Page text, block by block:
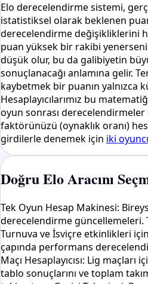
Elo derecelendirme sistemi,
istatistiksel olarak beklenen
derecelendirme değişikliklerini
puan yüksek bir rakibi
düşük olur, bu da galibiyetin
sonuçlanacağı anlamına gelir.
kaybetmek bir puanın yalnızca
Hesaplayıcılarımız bu
oyun sonrası derecelendirmeler
faktörünüzü (oynaklık oranı)
girdilerle denemek için iki
Doğru Elo Aracını
Tek Oyun Hesap Makinesi:
derecelendirme güncellemeleri.
Turnuva ve İsviçre etkinlikleri
çapında performans
Maçı Hesaplayıcısı: Lig
tablo sonuçlarını ve toplam